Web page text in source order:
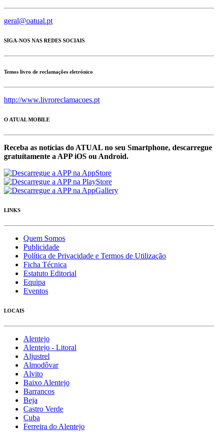
geral@oatual.pt
SIGA-NOS NAS REDES SOCIAIS
Temos livro de reclamações eletrónico
http://www.livroreclamacoes.pt
O ATUAL MOBILE
Receba as notícias do ATUAL no seu Smartphone, descarregue
gratuítamente a APP iOS ou Android.
LINKS
Quem Somos
Publicidade
Política de Privacidade e Termos de Utilização
Ficha Técnica
Estatuto Editorial
Equipa
Eventos
LOCAIS
Alentejo
Alentejo - Litoral
Aljustrel
Almodôvar
Alvito
Baixo Alentejo
Barrancos
Beja
Castro Verde
Cuba
Ferreira do Alentejo